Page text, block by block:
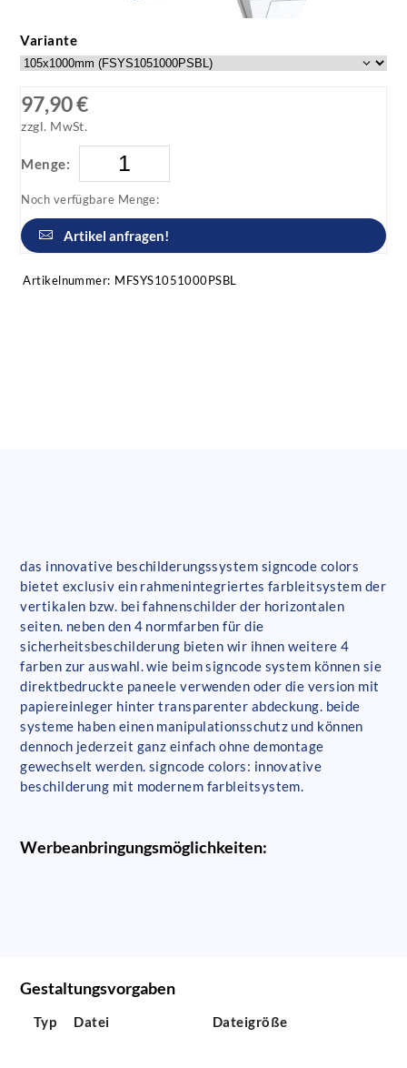
Variante
97,90 €
zzgl. MwSt.
Menge:
Noch verfügbare Menge:
Artikel anfragen!
Artikelnummer: MFSYS1051000PSBL
das innovative beschilderungssystem signcode colors
bietet exclusiv ein rahmenintegriertes farbleitsystem der
vertikalen bzw. bei fahnenschilder der horizontalen
seiten. neben den 4 normfarben für die
sicherheitsbeschilderung bieten wir ihnen weitere 4
farben zur auswahl. wie beim signcode system können sie
direktbedruckte paneele verwenden oder die version mit
papiereinleger hinter transparenter abdeckung. beide
systeme haben einen manipulationsschutz und können
dennoch jederzeit ganz einfach ohne demontage
gewechselt werden. signcode colors: innovative
beschilderung mit modernem farbleitsystem.
Werbeanbringungsmöglichkeiten:
Gestaltungsvorgaben
Typ Datei Dateigröße